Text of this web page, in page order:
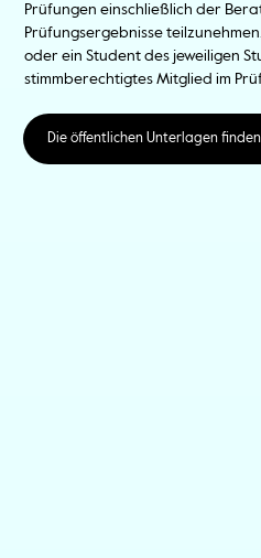
Prüfungen einschließlich der
Prüfungsergebnisse
oder ein Student des jeweiligen
stimmberechtigtes Mitglied im
Die öffentlichen Unterlagen finden